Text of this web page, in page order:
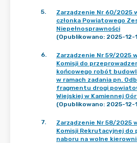
5.
Zarządzenie Nr 60/2025
członka Powiatowego
Niepełnosprawności
(Opublikowano: 2025-12-
6.
Zarządzenie Nr 59/2025
Komisji do
końcowego robót
w ramach zadania pn.
fragmentu drogi
Wiejskiej w Kamiennej
(Opublikowano: 2025-12-
7.
Zarządzenie Nr 58/2025
Komisji Rekrutacyjnej do
naboru na wolne